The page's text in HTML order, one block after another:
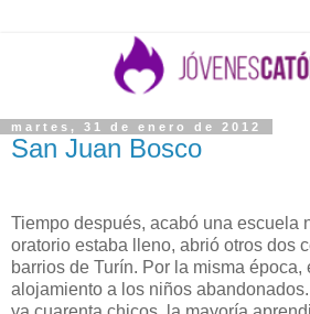
martes, 31 de enero de 2012
San Juan Bosco
Tiempo después, acabó una escuela
oratorio estaba lleno, abrió otros dos
barrios de Turín. Por la misma época,
alojamiento a los niños